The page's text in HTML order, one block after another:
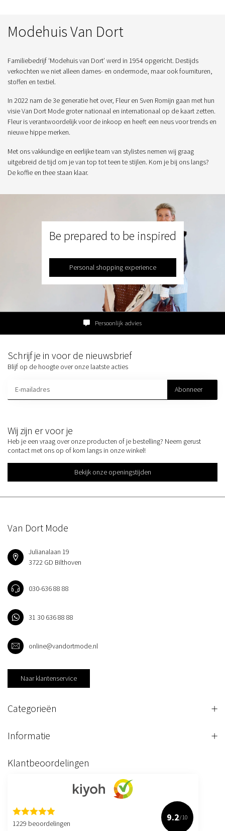
Modehuis Van Dort
Familiebedrijf ‘Modehuis van Dort’ werd in 1954 opgericht. Destijds
verkochten we niet alleen dames- en ondermode, maar ook fournituren,
stoffen en textiel.
In 2022 nam de 3e generatie het over, Fleur en Sven Romijn gaan met hun
visie Van Dort Mode groter nationaal en internationaal op de kaart zetten.
Fleur is verantwoordelijk voor de inkoop en heeft een neus voor trends en
nieuwe hippe merken.
Met ons vakkundige en eerlijke team van stylistes nemen wij graag
uitgebreid de tijd om je van top tot teen te stijlen. Kom je bij ons langs?
De koffie en thee staan klaar.
Be prepared to be inspired
Personal shopping experience
Persoonlijk advies
Wij zijn er voor je
Heb je een vraag over onze producten of je bestelling? Neem gerust
contact met ons op of kom langs in onze winkel!
Bekijk onze openingstijden
Schrijf je in voor de nieuwsbrief
Blijf op de hoogte over onze laatste acties
Abonneer
Van Dort Mode
Julianalaan 19
3722 GD Bilthoven
030-636 88 88
31 30 636 88 88
online@vandortmode.nl
Naar klantenservice
Categorieën
Informatie
Klantbeoordelingen
1229 beoordelingen
9.2/10